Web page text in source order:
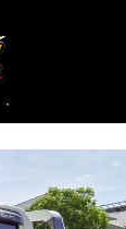
RANGSIT
ด์ ราคาถูก